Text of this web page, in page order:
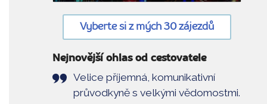
Vyberte si z mých 30 zájezdů
Nejnovější ohlas od cestovatele
Velice příjemná, komunikativní
průvodkyně s velkými vědomostmi.